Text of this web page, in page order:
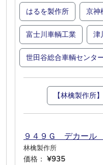
はるを製作所 京神
富士川車輌工業 津
世田谷総合車輌センタ
【林檎製作所
９４９Ｇ デカール
林檎製作所
価格： ¥935